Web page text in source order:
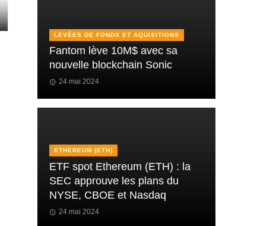
LEVÉES DE FONDS ET AQUISITIONS
Fantom lève 10M$ avec sa
nouvelle blockchain Sonic
24 mai 2024
ETHEREUM (ETH)
ETF spot Ethereum (ETH) : la
SEC approuve les plans du
NYSE, CBOE et Nasdaq
24 mai 2024